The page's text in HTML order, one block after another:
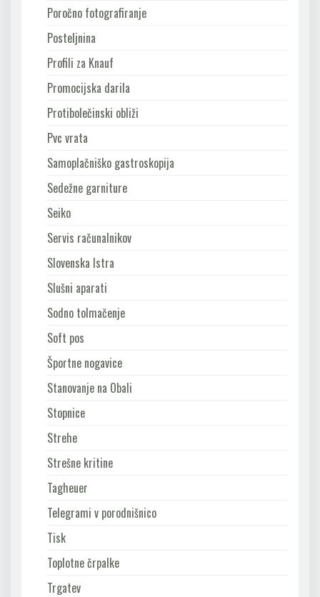
Poročno fotografiranje
Posteljnina
Profili za Knauf
Promocijska darila
Protibolečinski obliži
Pvc vrata
Samoplačniško gastroskopija
Sedežne garniture
Seiko
Servis računalnikov
Slovenska Istra
Slušni aparati
Sodno tolmačenje
Soft pos
Športne nogavice
Stanovanje na Obali
Stopnice
Strehe
Strešne kritine
Tagheuer
Telegrami v porodnišnico
Tisk
Toplotne črpalke
Trgatev